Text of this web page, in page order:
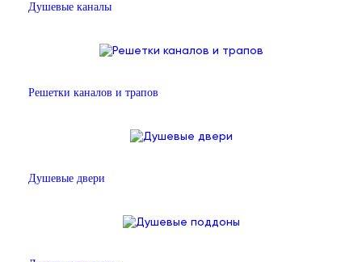
Душевые каналы
Решетки каналов и трапов
Душевые двери